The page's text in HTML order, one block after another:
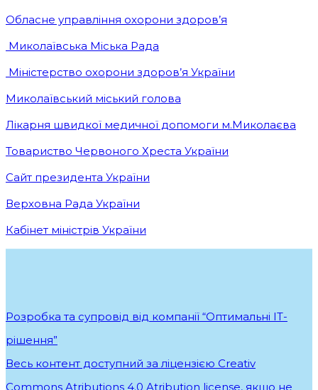
Обласне управління охорони здоров’я
Миколаївська Міська Рада
Міністерство охорони здоров’я України
Миколаївський міський голова
Лікарня швидкої медичної допомоги м.Миколаєва
Товариство Червоного Хреста України
Сайт президента України
Верховна Рада України
Кабінет міністрів України
Розробка та супровід від компанії “Оптимальні ІТ-
рішення”.
Весь контент доступний за ліцензією Creativ
Commons Atributions 4.0 Atribution license, якщо не